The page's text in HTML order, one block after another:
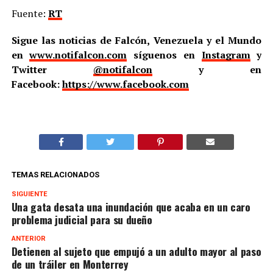
Fuente: RT
Sigue las noticias de Falcón, Venezuela y el Mundo
enwww.notifalcon.com síguenos en Instagramy
Twitter @notifalcony en
Facebook:https://www.facebook.com
TEMAS RELACIONADOS
SIGUIENTE
Una gata desata una inundación que acaba en un caro
problema judicial para su dueño
ANTERIOR
Detienen al sujeto que empujó a un adulto mayor al paso
de un tráiler en Monterrey